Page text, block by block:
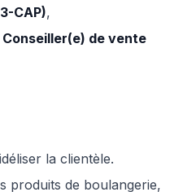
CAP),
de vente
la clientèle.
produits de boulangerie,